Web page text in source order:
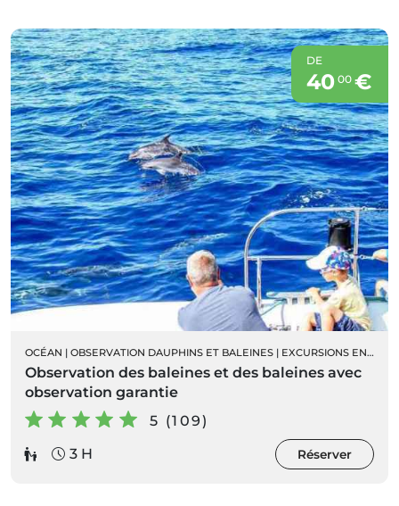
DE
40 00€
OCÉAN | OBSERVATION DAUPHINS ET BALEINES | EXCURSIONS EN BATEAU
Observation des baleines et des baleines avec
observation garantie
5 (109)
3 H
Réserver